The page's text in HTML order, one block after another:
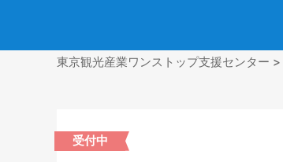
東京観光産業ワンストップ支援センター >
受付中